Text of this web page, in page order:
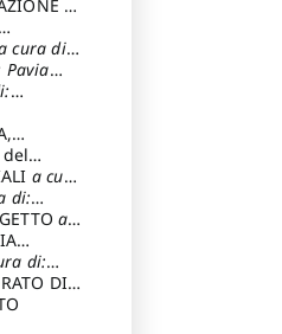
a
a
cura di:
Pavia
a cura
di:
a
a cura di:
di:
DI